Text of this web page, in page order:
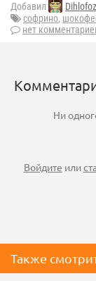
Добавил
софрино,
нет
Ни
Войдите или
Также